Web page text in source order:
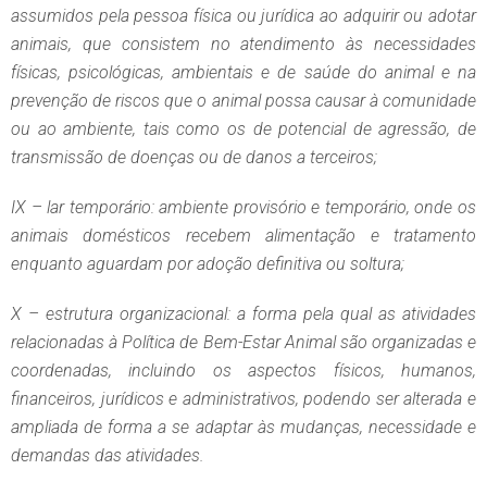
assumidos pela pessoa física ou jurídica ao adquirir ou adotar
animais, que consistem no atendimento às necessidades
físicas, psicológicas, ambientais e de saúde do animal e na
prevenção de riscos que o animal possa causar à comunidade
ou ao ambiente, tais como os de potencial de agressão, de
transmissão de doenças ou de danos a terceiros;
IX – lar temporário: ambiente provisório e temporário, onde os
animais domésticos recebem alimentação e tratamento
enquanto aguardam por adoção definitiva ou soltura;
X – estrutura organizacional: a forma pela qual as atividades
relacionadas à Política de Bem-Estar Animal são organizadas e
coordenadas, incluindo os aspectos físicos, humanos,
financeiros, jurídicos e administrativos, podendo ser alterada e
ampliada de forma a se adaptar às mudanças, necessidade e
demandas das atividades.